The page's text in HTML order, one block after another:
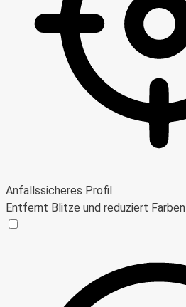
Anfallssicheres Profil
Entfernt Blitze und reduziert Farben